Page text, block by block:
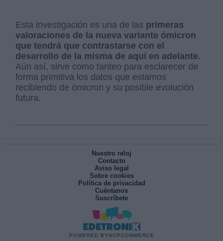
Esta investigación es una de las primeras
valoraciones de la nueva variante ómicron
que tendrá que contrastarse con el
desarrollo de la misma de aquí en adelante.
Aún así, sirve como tanteo para esclarecer de
forma primitiva los datos que estamos
recibiendo de ómicron y su posible evolución
futura.
Nuestro reloj
Contacto
Aviso legal
Sobre cookies
Política de privacidad
Cuéntanos
Suscríbete
POWERED BY NOPCOMMERCE